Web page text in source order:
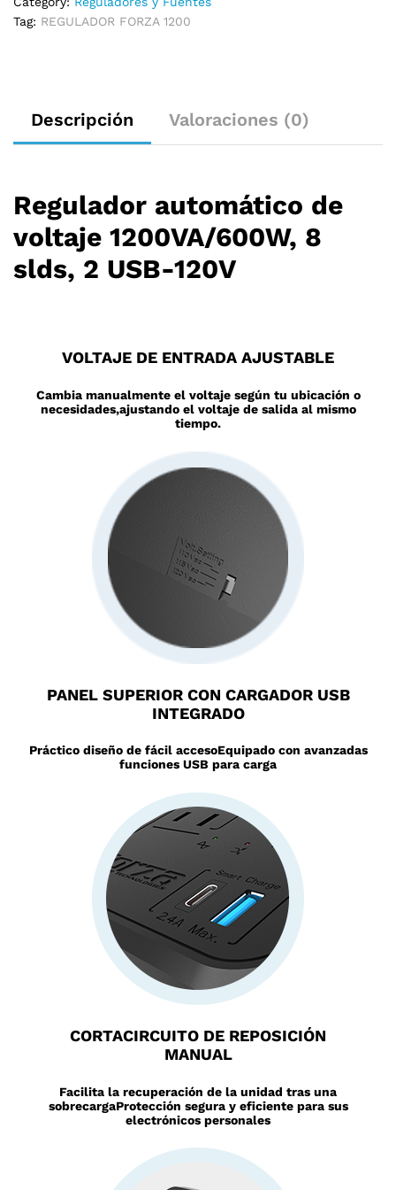
Tag: REGULADOR FORZA 1200
Descripción Valoraciones (0)
Regulador automático de
voltaje 1200VA/600W, 8
slds, 2 USB-120V
VOLTAJE DE ENTRADA AJUSTABLE
Cambia manualmente el voltaje según tu ubicación o
necesidades,ajustando el voltaje de salida al mismo
tiempo.
PANEL SUPERIOR CON CARGADOR USB
INTEGRADO
Práctico diseño de fácil accesoEquipado con avanzadas
funciones USB para carga
CORTACIRCUITO DE REPOSICIÓN
MANUAL
Facilita la recuperación de la unidad tras una
sobrecargaProtección segura y eficiente para sus
electrónicos personales